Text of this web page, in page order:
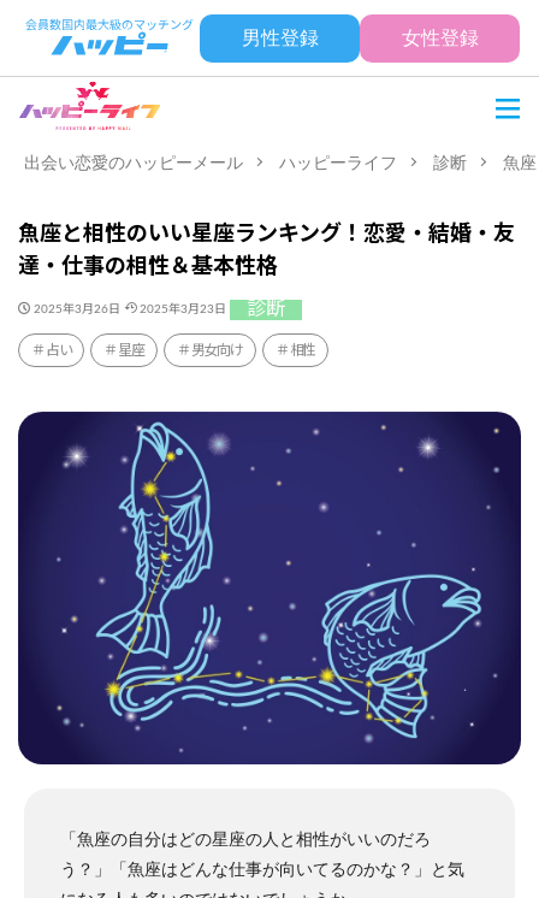
男性登録 女性登録
出会い恋愛のハッピーメール ハッピーライフ 診断 魚
魚座と相性のいい星座ランキング！恋愛・結婚・友
達・仕事の相性＆基本性格
2025年3月26日 2025年3月23日 診断
占い 星座 男女向け 相性
「魚座の自分はどの星座の人と相性がいいのだろ
う？」「魚座はどんな仕事が向いてるのかな？」と気